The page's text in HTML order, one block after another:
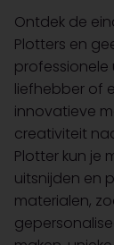
Ontdek de
Plotters en
professionele
liefhebber of
innovatieve
creativiteit
Plotter kun je
uitsnijden en
materialen,